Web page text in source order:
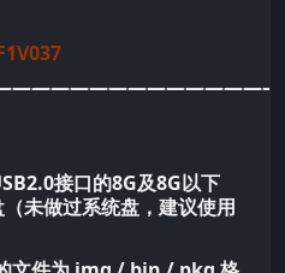
接口的8G及8G以下
未做过系统盘，建议使用